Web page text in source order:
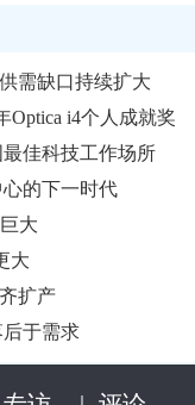
需缺口持续扩大
Optica i4个人成就奖
最佳科技工作场所
的下一时代
大
大
扩产
后于需求